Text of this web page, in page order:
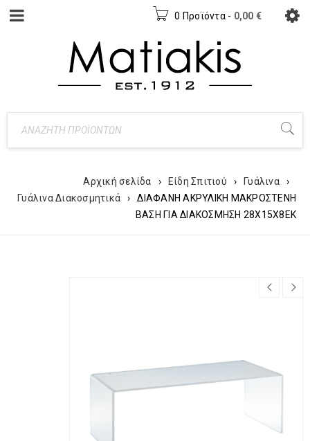
0 Προϊόντα - 0,00 €
Αρχική σελίδα › Είδη Σπιτιού › Γυάλινα
›
Γυάλινα Διακοσμητικά
›
ΔΙΑΦΑΝΗ ΑΚΡΥΛΙΚΗ ΜΑΚΡΟΣΤΕΝΗ
ΒΑΣΗ ΓΙΑ ΔΙΑΚΟΣΜΗΣΗ 28Χ15Χ8ΕΚ